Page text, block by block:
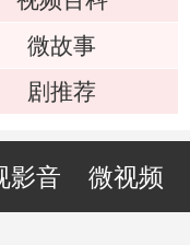
微故事
剧推荐
影音 微视频